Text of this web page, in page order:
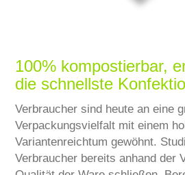
CONTACT
100% kompostierbar,
die schnellste
Verbraucher sind heute an eine
Verpackungsvielfalt mit einem
Variantenreichtum gewöhnt.
Verbraucher bereits anhand der